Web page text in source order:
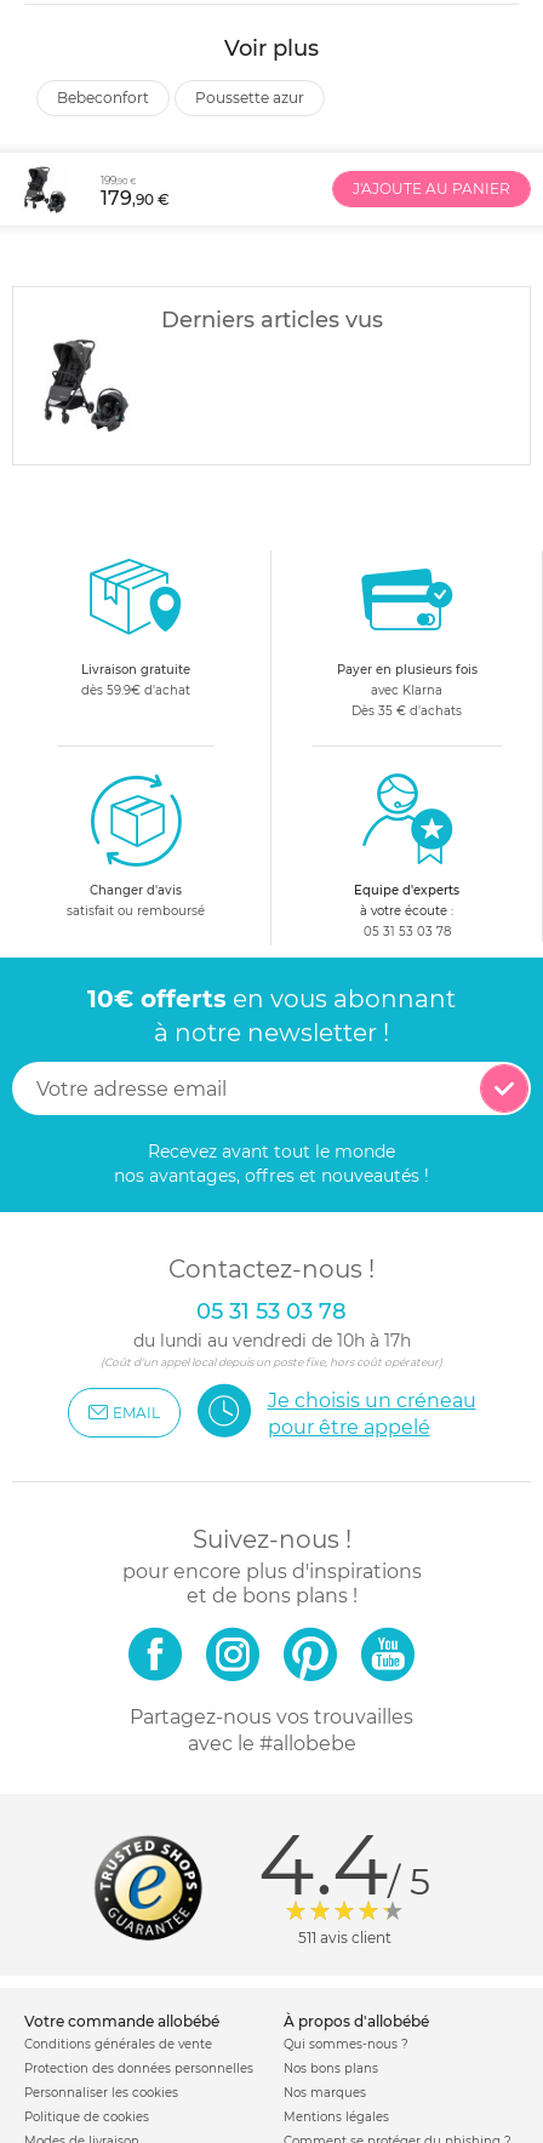
Voir plus
bebeconfort poussette azur
199,90 €
179,90 €
J'AJOUTE AU PANIER
Derniers articles vus
Livraison gratuite
dès 59.9€ d'achat
Payer en plusieurs fois
avec Klarna
Dès 35 € d'achats
Changer d'avis
satisfait ou remboursé
Equipe d'experts
à votre écoute :
05 31 53 03 78
10€ offerts en vous abonnant
à notre newsletter !
Recevez avant tout le monde
nos avantages, offres et nouveautés !
Contactez-nous !
05 31 53 03 78
du lundi au vendredi de 10h à 17h
(Coût d'un appel local depuis un poste fixe, hors coût opérateur)
EMAIL
Je choisis un créneau
pour être appelé
Suivez-nous !
pour encore plus d'inspirations
et de bons plans !
Partagez-nous vos trouvailles
avec le #allobebe
4.4/ 5
511 avis client
votre commande allobébé
Conditions générales de vente
Protection des données personnelles
Personnaliser les cookies
Politique de cookies
à propos d'allobébé
Qui sommes-nous ?
Nos bons plans
Nos marques
Mentions légales